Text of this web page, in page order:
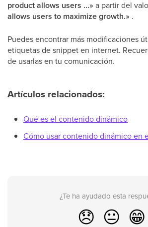
product allows users ...» a partir del
allows users to maximize growth.» .
Puedes encontrar más modificaciones
etiquetas de snippet en internet.
de usarlas en tu comunicación.
Artículos relacionados:
Qué es el contenido dinámico
Cómo usar contenido dinámico en
¿Te ha ayudado esta
😞 😐 😁